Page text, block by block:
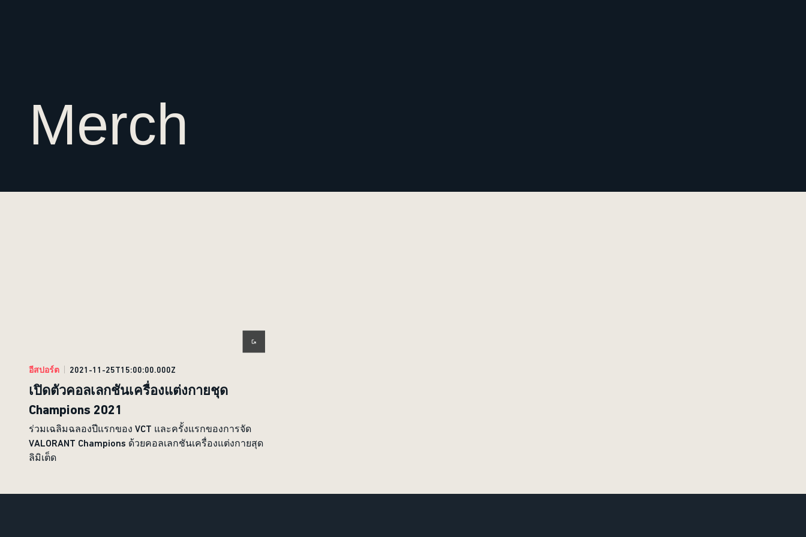
Merch
อีสปอร์ต 2021-11-25T15:00:00.000Z
เปิดตัวคอลเลกชันเครื่องแต่งกายชุด
Champions 2021
ร่วมเฉลิมฉลองปีแรกของ VCT และครั้งแรกของการจัด
VALORANT Champions ด้วยคอลเลกชันเครื่องแต่งกายสุด
ลิมิเต็ด